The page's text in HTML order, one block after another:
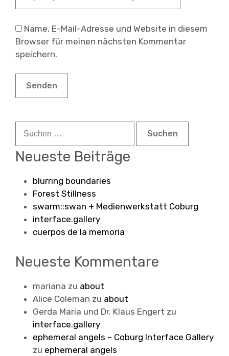
Name, E-Mail-Adresse und Website in diesem
Browser für meinen nächsten Kommentar
speichern.
nach:
Neueste Beiträge
blurring boundaries
Forest Stillness
swarm::swan + Medienwerkstatt Coburg
interface.gallery
cuerpos de la memoria
Neueste Kommentare
mariana zu about
Alice Coleman zu about
Gerda Maria und Dr. Klaus Engert zu
interface.gallery
ephemeral angels – Coburg Interface Gallery
zu ephemeral angels